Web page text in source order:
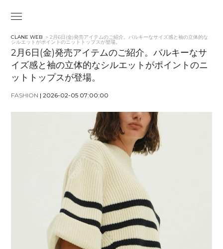
CLANE WEB > 2月6日(金)発売アイテムのご紹介。バルキーなサイズ感と袖の立体的な
シルエットがポイントのニットトップスが登場。
2月6日(金)発売アイテムのご紹介。バルキーなサ
イズ感と袖の立体的なシルエットがポイントのニ
ットトップスが登場。
FASHION | 2026-02-05 07:00:00